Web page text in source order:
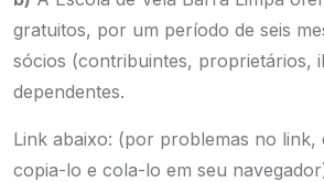
gratuitos, por um período de seis
sócios (contribuintes, proprietários,
dependentes.
Link abaixo: (por problemas no link,
copia-lo e cola-lo em seu